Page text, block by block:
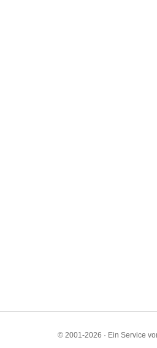
© 2001-2026 · Ein Service